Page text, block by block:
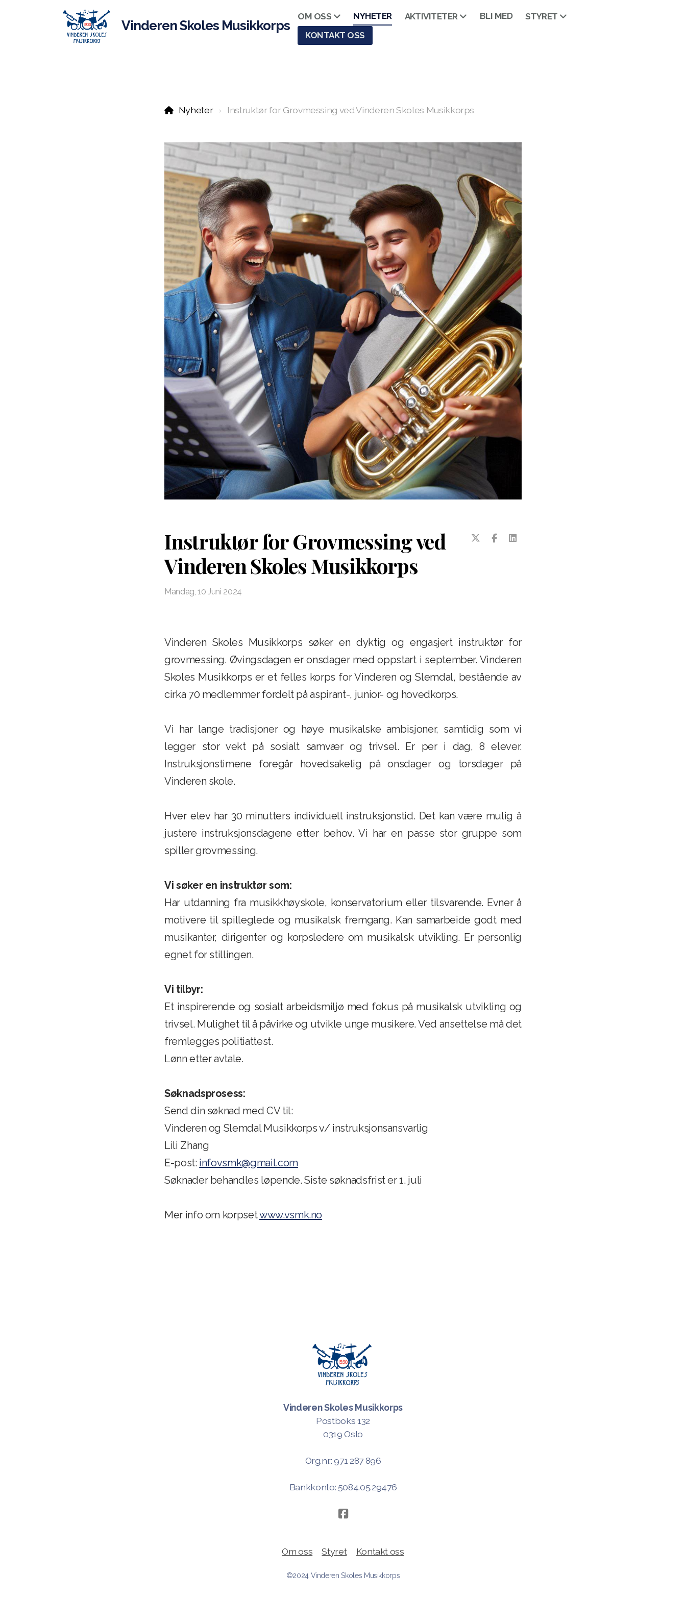
Vinderen Skoles Musikkorps
OM OSS NYHETER AKTIVITETER BLI MED
STYRET
KONTAKT OSS
Nyheter Instruktør for Grovmessing ved Vinderen Skoles Musikkorps
Instruktør for Grovmessing ved
Vinderen Skoles Musikkorps
Mandag, 10 Juni 2024
Vinderen Skoles Musikkorps søker en dyktig og engasjert instruktør for
grovmessing. Øvingsdagen er onsdager med oppstart i september. Vinderen
Skoles Musikkorps er et felles korps for Vinderen og Slemdal, bestående av
cirka 70 medlemmer fordelt på aspirant-, junior- og hovedkorps.
Vi har lange tradisjoner og høye musikalske ambisjoner, samtidig som vi
legger stor vekt på sosialt samvær og trivsel. Er per i dag, 8 elever.
Instruksjonstimene foregår hovedsakelig på onsdager og torsdager på
Vinderen skole.
Hver elev har 30 minutters individuell instruksjonstid. Det kan være mulig å
justere instruksjonsdagene etter behov. Vi har en passe stor gruppe som
spiller grovmessing.
Vi søker en instruktør som:
Har utdanning fra musikkhøyskole, konservatorium eller tilsvarende. Evner å
motivere til spilleglede og musikalsk fremgang. Kan samarbeide godt med
musikanter, dirigenter og korpsledere om musikalsk utvikling. Er personlig
egnet for stillingen.
Vi tilbyr:
Et inspirerende og sosialt arbeidsmiljø med fokus på musikalsk utvikling og
trivsel. Mulighet til å påvirke og utvikle unge musikere. Ved ansettelse må det
fremlegges politiattest.
Lønn etter avtale.
Søknadsprosess:
Send din søknad med CV til:
Vinderen og Slemdal Musikkorps v/ instruksjonsansvarlig
Lili Zhang
E-post: infovsmk@gmail.com
Søknader behandles løpende. Siste søknadsfrist er 1. juli
Mer info om korpsetwww.vsmk.no
Vinderen Skoles Musikkorps
Postboks 132
0319 Oslo
Org.nr.: 971 287 896
Bankkonto: 5084.05.29476
Om oss Styret Kontakt oss
©2024 Vinderen Skoles Musikkorps